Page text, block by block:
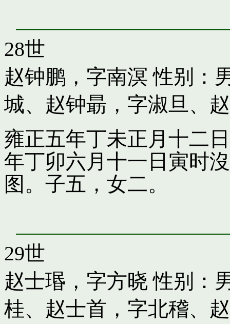
28世
赵钟鹏，字南溟 性别：
城、 赵钟朂，字淑旦、
雍正五年丁未正月十二
年丁卯六月十一日寅时
图。子五，女二。
29世
赵士瑉，字方晓 性别：
桂、 赵士首，字北稽、